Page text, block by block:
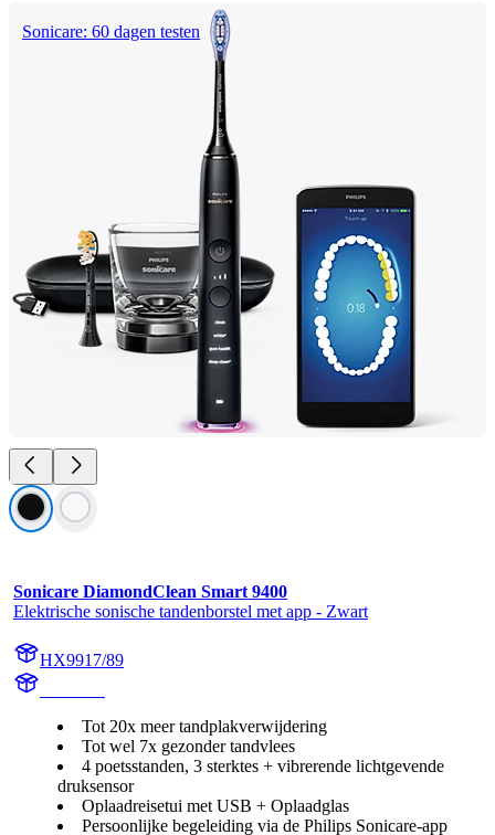
Sonicare: 60 dagen testen
Sonicare DiamondClean Smart 9400
Elektrische sonische tandenborstel met app - Zwart
HX9917/89
Tot 20x meer tandplakverwijdering
Tot wel 7x gezonder tandvlees
4 poetsstanden, 3 sterktes + vibrerende lichtgevende
druksensor
Oplaadreisetui met USB + Oplaadglas
Persoonlijke begeleiding via de Philips Sonicare-app